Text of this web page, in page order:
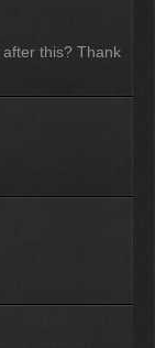
this? Thank